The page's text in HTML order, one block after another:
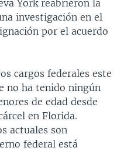
York reabrieron la
investigación en el
por el acuerdo
cargos federales este
no ha tenido ningún
de edad desde
en Florida.
actuales son
federal está